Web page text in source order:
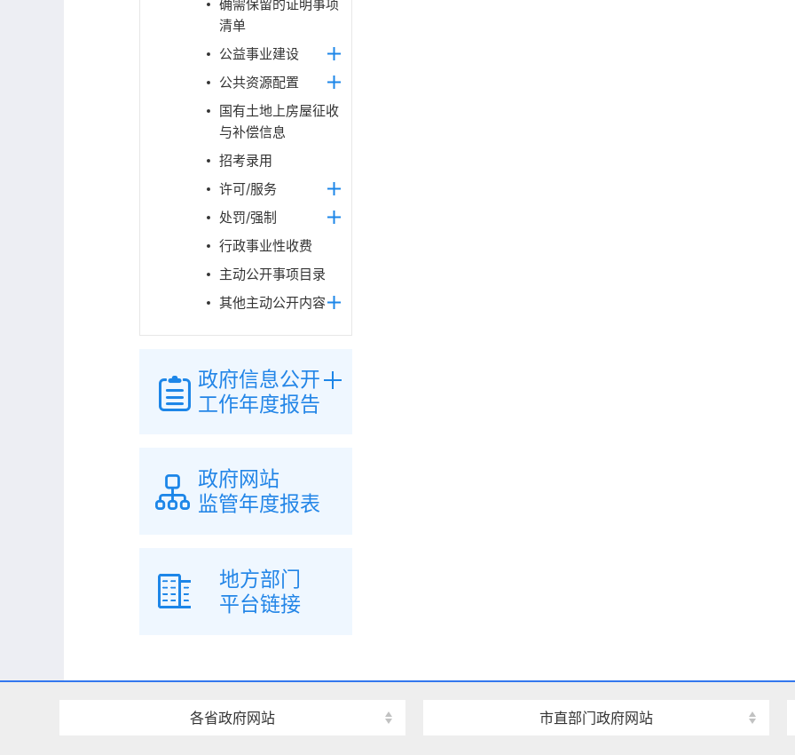
确需保留的证明事项
清单
公益事业建设
公共资源配置
国有土地上房屋征收
与补偿信息
招考录用
许可/服务
处罚/强制
行政事业性收费
主动公开事项目录
其他主动公开内容
政府信息公开
工作年度报告
政府网站
监管年度报表
地方部门
平台链接
各省政府网站 市直部门政府网站